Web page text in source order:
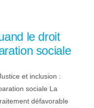
le droit
sociale
et inclusion :
sociale La
défavorable